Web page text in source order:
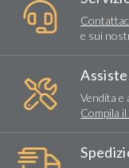
e sui
Vendita e
Compila